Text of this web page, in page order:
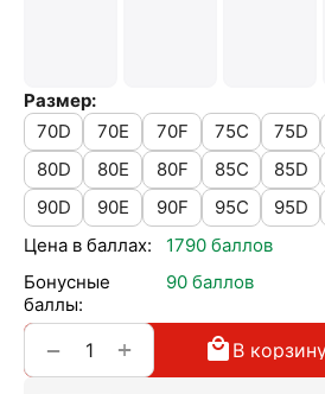
Размер:
70D
70E 70F 75C 75D
80D
80E 80F 85C 85D
90D
90E 90F 95C 95D
Цена в баллах:
1790 баллов
Бонусные
баллы:
90 баллов
+
− В